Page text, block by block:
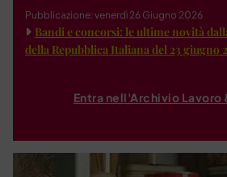
Pubblicazione: venerdì 26 Giugno 2026
Bandi e concorsi: le ultime novità
della Repubblica Italiana del 23 giugno
Entra nell'Archivio Lavoro